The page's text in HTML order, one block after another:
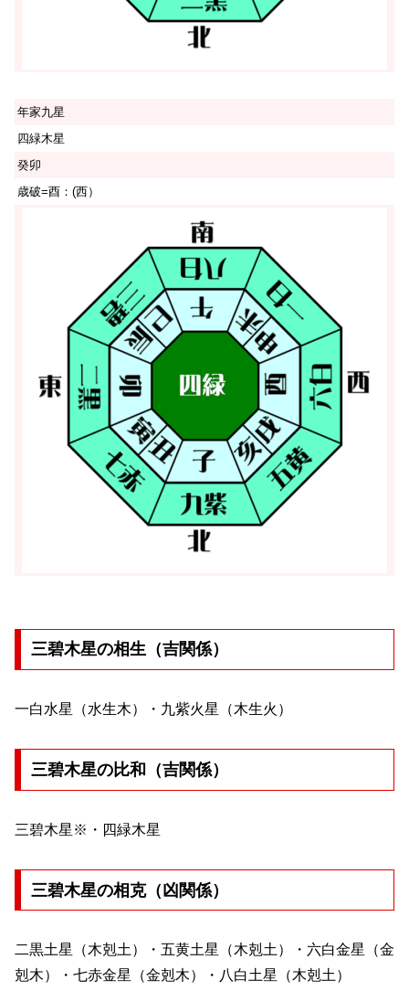
年家九星
四緑木星
癸卯
歳破=酉：(西）
三碧木星の相生（吉関係）
一白水星（水生木）・九紫火星（木生火）
三碧木星の比和（吉関係）
三碧木星※・四緑木星
三碧木星の相克（凶関係）
二黒土星（木剋土）・五黄土星（木剋土）・六白金星（金
剋木）・七赤金星（金剋木）・八白土星（木剋土）